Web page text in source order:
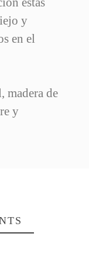
y
en el
madera de
y